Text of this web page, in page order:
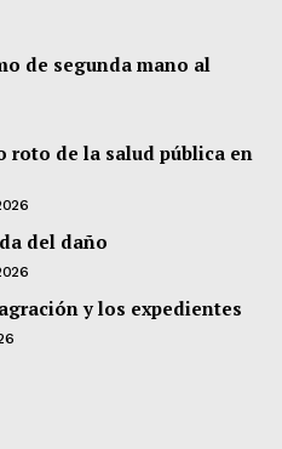
de segunda mano al
roto de la salud pública en
del daño
y los expedientes